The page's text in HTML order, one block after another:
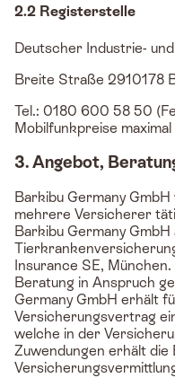
2.2 Registerstelle
Deutscher Industrie-
Breite Straße 2910178
Tel.: 0180 600 58 50
Mobilfunkpreise
3. Angebot,
Barkibu Germany
mehrere Versicherer
Barkibu Germany
Insurance SE,
Beratung in Anspruch
Germany GmbH erhält
Versicherungsvertrag
welche in der
Zuwendungen erhält die